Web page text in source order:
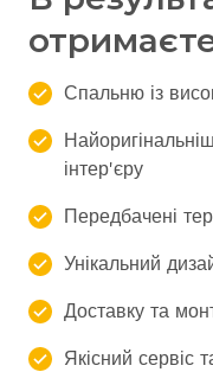
Спальню із
інтер'єру
Передбачені
Унікальний
Доставку та
Якісний сервіс